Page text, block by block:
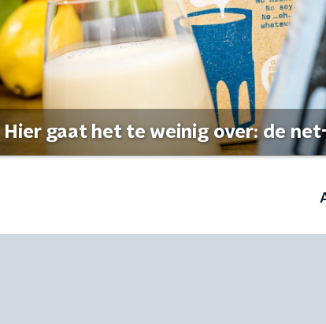
Hier gaat het te weinig over: de